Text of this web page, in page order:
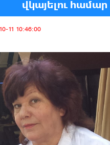
վկայելու
11 10:46:00